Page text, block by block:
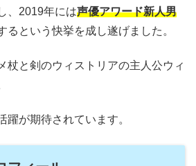
、2019年には声優アワード新人男
るという快挙を成し遂げました。
杖と剣のウィストリアの主人公ウィ
躍が期待されています。